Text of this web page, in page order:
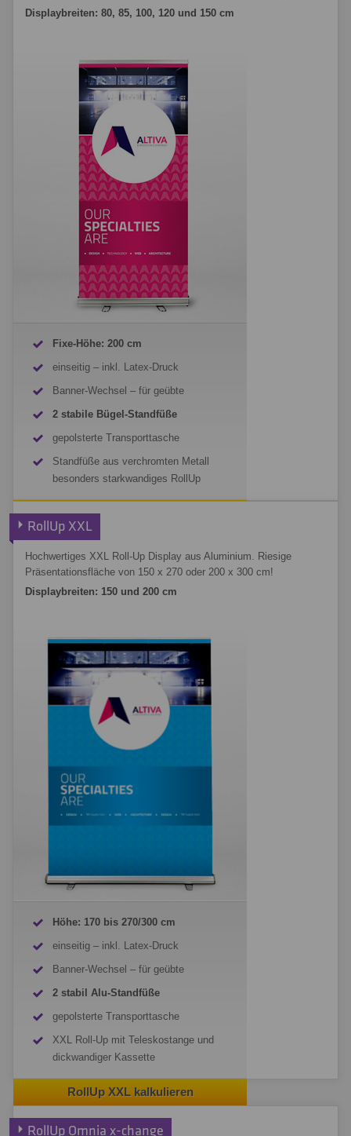
Displaybreiten: 80, 85, 100, 120 und 150 cm
Fixe-Höhe: 200 cm
einseitig – inkl. Latex-Druck
Banner-Wechsel – für geübte
2 stabile Bügel-Standfüße
gepolsterte Transporttasche
Standfüße aus verchromten Metall
besonders starkwandiges RollUp
RollUp Schnäppchen kalkulieren
RollUp XXL
Hochwertiges XXL Roll-Up Display aus Aluminium. Riesige
Präsentationsfläche von 150 x 270 oder 200 x 300 cm!
Displaybreiten: 150 und 200 cm
Höhe: 170 bis 270/300 cm
einseitig – inkl. Latex-Druck
Banner-Wechsel – für geübte
2 stabil Alu-Standfüße
gepolsterte Transporttasche
XXL Roll-Up mit Teleskostange und
dickwandiger Kassette
RollUp XXL kalkulieren
RollUp Omnia x-change